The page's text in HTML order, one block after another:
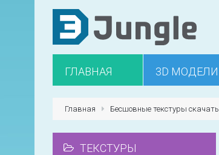
ГЛАВНАЯ 3D МОДЕЛИ
Главная Бесшовные текстуры скачать
ТЕКСТУРЫ